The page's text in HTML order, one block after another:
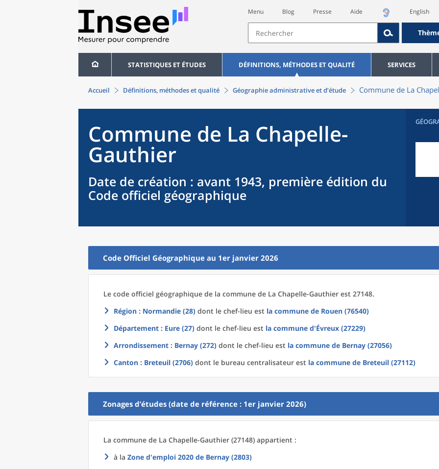
Menu Blog Presse Aide English
STATISTIQUES ET ÉTUDES DÉFINITIONS, MÉTHODES ET QUALITÉ SERVICES
Accueil Définitions, méthodes et qualité Géographie administrative et d’étude Commune de La
Commune de La Chapelle-
Gauthier
Date de création : avant 1943, première édition du
Code officiel géographique
Code Officiel Géographique au 1er janvier 2026
Le code officiel géographique de la commune de La Chapelle-Gauthier est 27148.
Région : Normandie (28) dont le chef-lieu est la commune de Rouen (76540)
Département : Eure (27) dont le chef-lieu est la commune d'Évreux (27229)
Arrondissement : Bernay (272) dont le chef-lieu est la commune de Bernay (27056)
Canton : Breteuil (2706) dont le bureau centralisateur est la commune de Breteuil (27112)
Zonages d’études (date de référence : 1er janvier 2026)
La commune de La Chapelle-Gauthier (27148) appartient :
à la Zone d'emploi 2020 de Bernay (2803)